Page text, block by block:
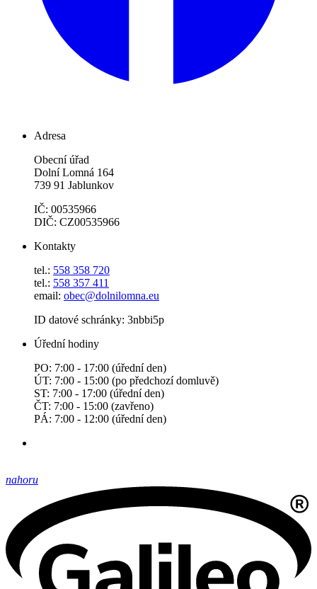
Adresa
Obecní úřad
Dolní Lomná 164
739 91 Jablunkov
IČ: 00535966
DIČ: CZ00535966
Kontakty
tel.: 558 358 720
tel.: 558 357 411
email: obec@dolnilomna.eu
ID datové schránky: 3nbbi5p
Úřední hodiny
PO: 7:00 - 17:00 (úřední den)
ÚT: 7:00 - 15:00 (po předchozí domluvě)
ST: 7:00 - 17:00 (úřední den)
ČT: 7:00 - 15:00 (zavřeno)
PÁ: 7:00 - 12:00 (úřední den)
nahoru